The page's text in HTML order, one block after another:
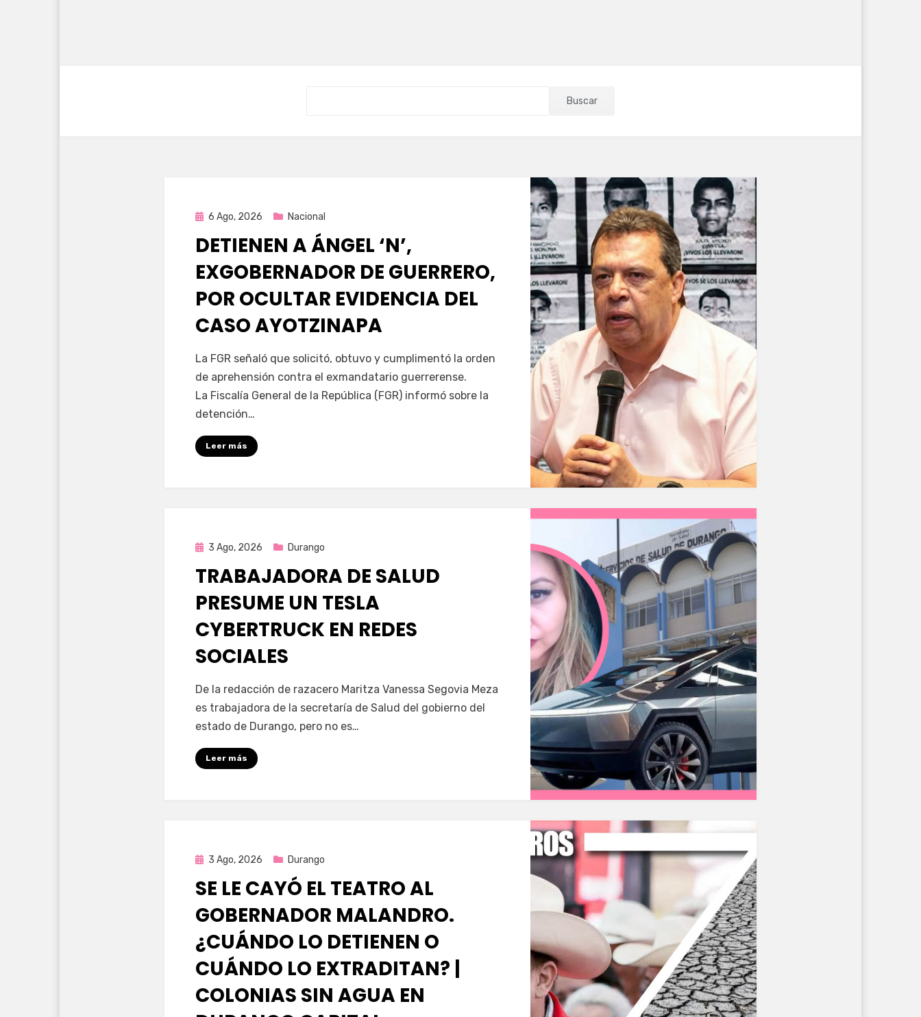
Buscar
Publicada
6 Ago, 2026 Nacional
DETIENEN A ÁNGEL ‘N’,
EXGOBERNADOR DE GUERRERO,
POR OCULTAR EVIDENCIA DEL
CASO AYOTZINAPA
porFernando Miranda Servín
La FGR señaló que solicitó, obtuvo y cumplimentó la orden
de aprehensión contra el exmandatario guerrerense.
La Fiscalía General de la República (FGR) informó sobre la
detención…
Leer más
Publicada
3 Ago, 2026 Durango
TRABAJADORA DE SALUD
PRESUME UN TESLA
CYBERTRUCK EN REDES
SOCIALES
porFernando Miranda Servín
De la redacción de razacero Maritza Vanessa Segovia Meza
es trabajadora de la secretaría de Salud del gobierno del
estado de Durango, pero no es…
Leer más
Publicada
3 Ago, 2026 Durango
SE LE CAYÓ EL TEATRO AL
GOBERNADOR MALANDRO.
¿CUÁNDO LO DETIENEN O
CUÁNDO LO EXTRADITAN? |
COLONIAS SIN AGUA EN